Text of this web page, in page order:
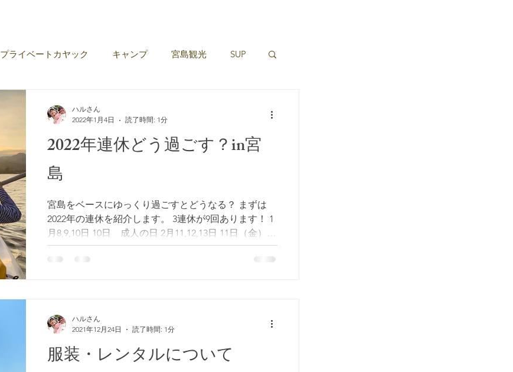
プライベートカヤック キャンプ 宮島観光 SUP
2022年連休どう過ごす？in宮
島
宮島をベースにゆっくり過ごすとどうなる？ まずは
2022年の連休を紹介します。 3連休が9回あります！ 1
月8,9,10日 10日 成人の日 2月11,12,13日 11日（金）建
国記念の日 2月23日（水）天皇誕生日 3月19,20,21日 21
日（月）春分の日 ...
ハルさん
2022年1月4日
読了時間: 1分
服装・レンタルについて
ハルさん
2021年12月24日
読了時間: 1分